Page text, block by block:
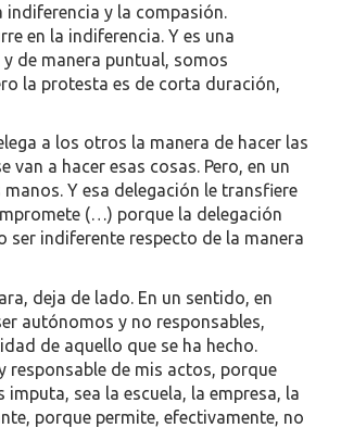
indiferencia y la compasión.
en la indiferencia. Y es una
de manera puntual, somos
la protesta es de corta duración,
a los otros la manera de hacer las
van a hacer esas cosas. Pero, en un
Y esa delegación le transfiere
(…) porque la delegación
indiferente respecto de la manera
deja de lado. En un sentido, en
autónomos y no responsables,
de aquello que se ha hecho.
responsable de mis actos, porque
sea la escuela, la empresa, la
porque permite, efectivamente, no